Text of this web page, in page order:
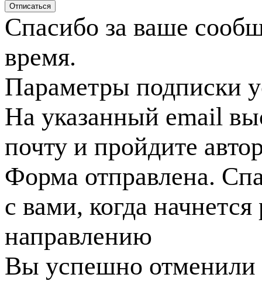
Спасибо за ваше
время.
Параметры подписки
На указанный email
почту и пройдите
Форма отправлена.
с вами, когда
направлению
Вы успешно отменили